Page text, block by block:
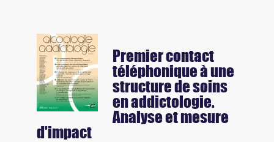
Premier contact
téléphonique à une
structure de soins
en addictologie.
Analyse et mesure
d'impact